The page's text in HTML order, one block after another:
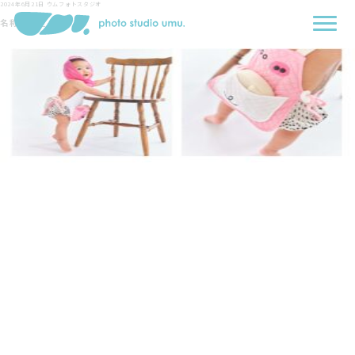
2024年6月21日 ウムフォトスタジオ
名称未設定-1-1